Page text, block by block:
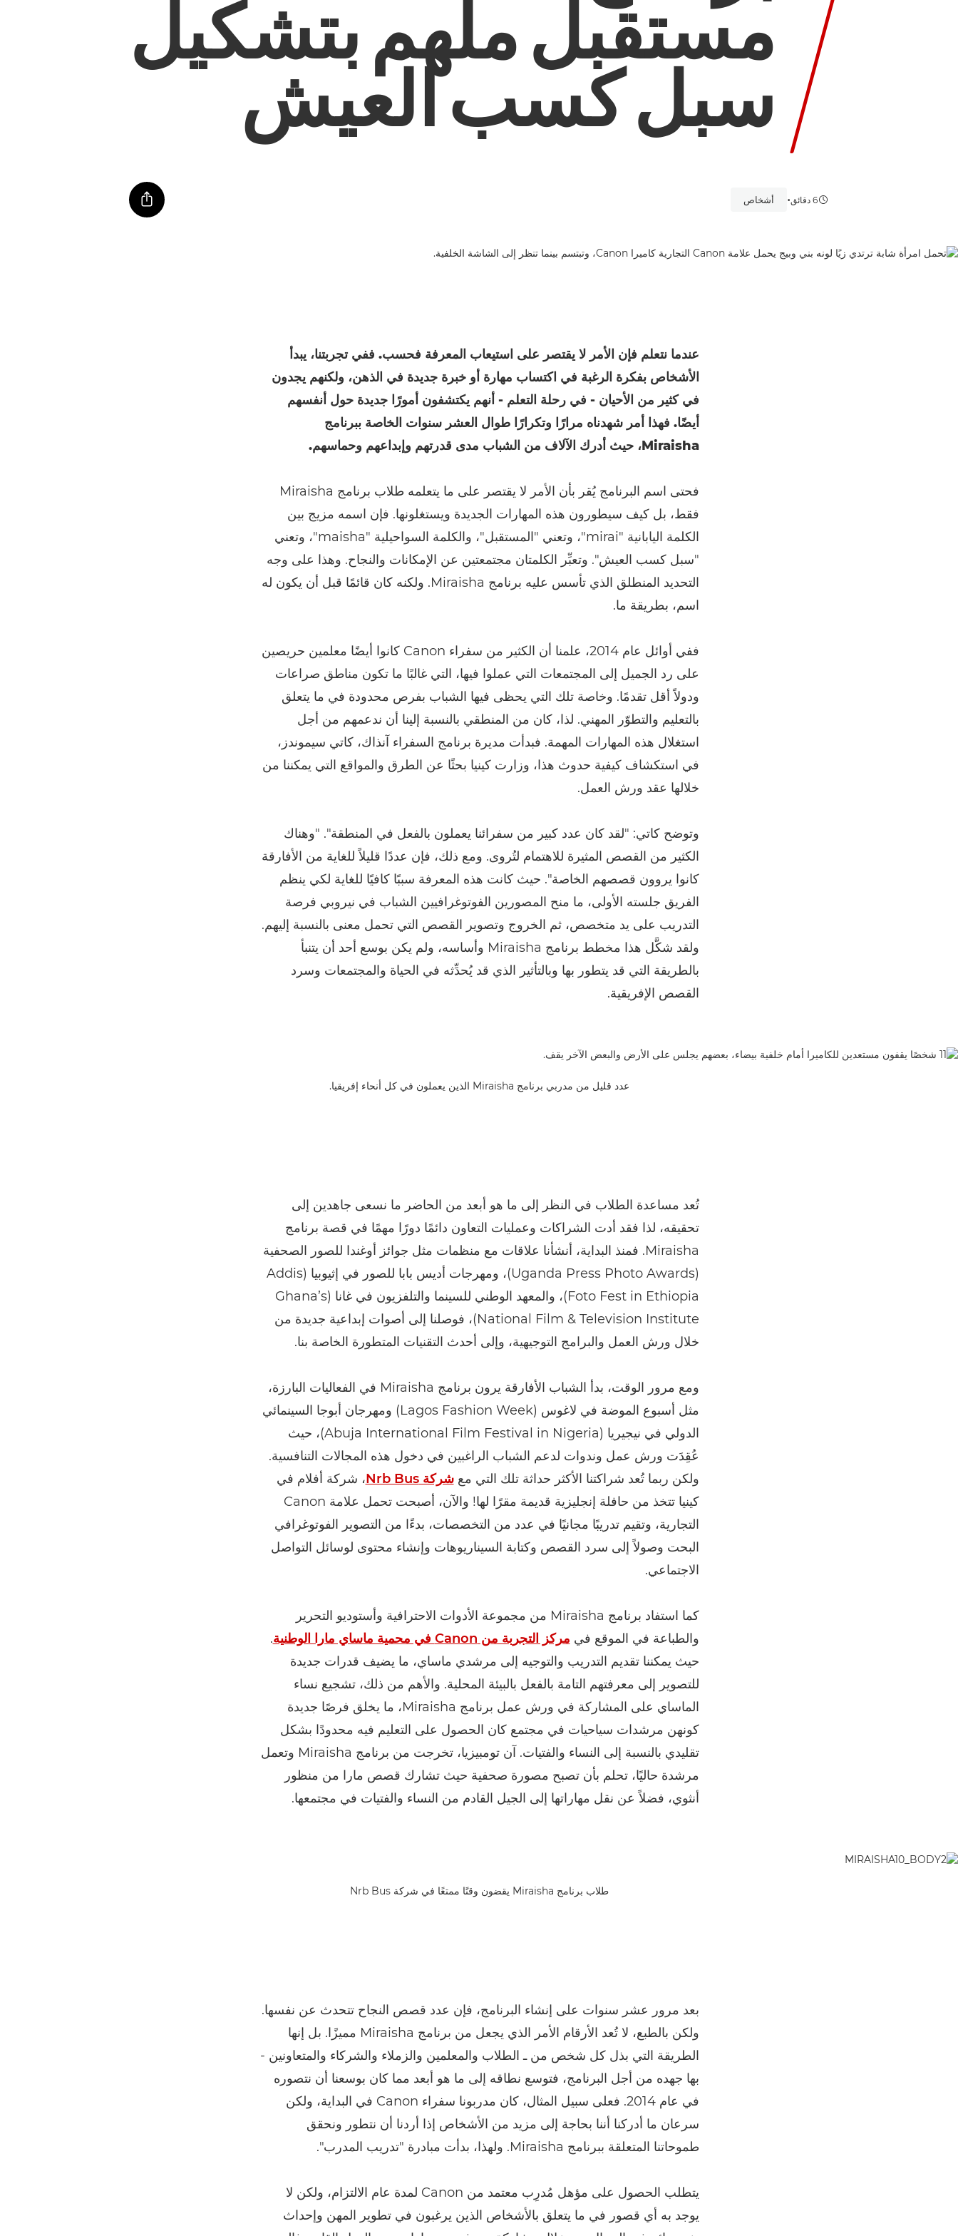
مستقبل ملهم بتشكيل
سبل كسب العيش
6 دقائق • أشخاص
عندما نتعلم فإن الأمر لا يقتصر على استيعاب المعرفة فحسب. ففي تجربتنا، يبدأ
الأشخاص بفكرة الرغبة في اكتساب مهارة أو خبرة جديدة في الذهن، ولكنهم يجدون
في كثير من الأحيان - في رحلة التعلم - أنهم يكتشفون أمورًا جديدة حول أنفسهم
أيضًا. فهذا أمر شهدناه مرارًا وتكرارًا طوال العشر سنوات الخاصة ببرنامج
Miraisha، حيث أدرك الآلاف من الشباب مدى قدرتهم وإبداعهم وحماسهم.
فحتى اسم البرنامج يُقر بأن الأمر لا يقتصر على ما يتعلمه طلاب برنامج Miraisha
فقط، بل كيف سيطورون هذه المهارات الجديدة ويستغلونها. فإن اسمه مزيج بين
الكلمة اليابانية "mirai"، وتعني "المستقبل"، والكلمة السواحيلية "maisha"، وتعني
"سبل كسب العيش". وتعبِّر الكلمتان مجتمعتين عن الإمكانات والنجاح. وهذا على وجه
التحديد المنطلق الذي تأسس عليه برنامج Miraisha. ولكنه كان قائمًا قبل أن يكون له
اسم، بطريقة ما.
ففي أوائل عام 2014، علمنا أن الكثير من سفراء Canon كانوا أيضًا معلمين حريصين
على رد الجميل إلى المجتمعات التي عملوا فيها، التي غالبًا ما تكون مناطق صراعات
ودولاً أقل تقدمًا. وخاصة تلك التي يحظى فيها الشباب بفرص محدودة في ما يتعلق
بالتعليم والتطوّر المهني. لذا، كان من المنطقي بالنسبة إلينا أن ندعمهم من أجل
استغلال هذه المهارات المهمة. فبدأت مديرة برنامج السفراء آنذاك، كاتي سيموندز،
في استكشاف كيفية حدوث هذا، وزارت كينيا بحثًا عن الطرق والمواقع التي يمكننا من
خلالها عقد ورش العمل.
وتوضح كاتي: "لقد كان عدد كبير من سفرائنا يعملون بالفعل في المنطقة". "وهناك
الكثير من القصص المثيرة للاهتمام لتُروى. ومع ذلك، فإن عددًا قليلاً للغاية من الأفارقة
كانوا يروون قصصهم الخاصة". حيث كانت هذه المعرفة سببًا كافيًا للغاية لكي ينظم
الفريق جلسته الأولى، ما منح المصورين الفوتوغرافيين الشباب في نيروبي فرصة
التدريب على يد متخصص، ثم الخروج وتصوير القصص التي تحمل معنى بالنسبة إليهم.
ولقد شكَّل هذا مخطط برنامج Miraisha وأساسه، ولم يكن بوسع أحد أن يتنبأ
بالطريقة التي قد يتطور بها وبالتأثير الذي قد يُحدِّثه في الحياة والمجتمعات وسرد
القصص الإفريقية.
عدد قليل من مدربي برنامج Miraisha الذين يعملون في كل أنحاء إفريقيا.
تُعد مساعدة الطلاب في النظر إلى ما هو أبعد من الحاضر ما نسعى جاهدين إلى
تحقيقه، لذا فقد أدت الشراكات وعمليات التعاون دائمًا دورًا مهمًا في قصة برنامج
Miraisha. فمنذ البداية، أنشأنا علاقات مع منظمات مثل جوائز أوغندا للصور الصحفية
(Uganda Press Photo Awards)، ومهرجات أديس بابا للصور في إثيوبيا (Addis
Foto Fest in Ethiopia)، والمعهد الوطني للسينما والتلفزيون في غانا (Ghana’s
National Film & Television Institute)، فوصلنا إلى أصوات إبداعية جديدة من
خلال ورش العمل والبرامج التوجيهية، وإلى أحدث التقنيات المتطورة الخاصة بنا.
ومع مرور الوقت، بدأ الشباب الأفارقة يرون برنامج Miraisha في الفعاليات البارزة،
مثل أسبوع الموضة في لاغوس (Lagos Fashion Week) ومهرجان أبوجا السينمائي
الدولي في نيجيريا (Abuja International Film Festival in Nigeria)، حيث
عُقِدَت ورش عمل وندوات لدعم الشباب الراغبين في دخول هذه المجالات التنافسية.
ولكن ربما تُعد شراكتنا الأكثر حداثة تلك التي معشركة Nrb Bus
، شركة أفلام في
كينيا تتخذ من حافلة إنجليزية قديمة مقرًا لها! والآن، أصبحت تحمل علامة Canon
التجارية، وتقيم تدريبًا مجانيًا في عدد من التخصصات، بدءًا من التصوير الفوتوغرافي
البحت وصولاً إلى سرد القصص وكتابة السيناريوهات وإنشاء محتوى لوسائل التواصل
الاجتماعي.
كما استفاد برنامج Miraisha من مجموعة الأدوات الاحترافية وأستوديو التحرير
والطباعة في الموقع في مركز التجربة من Canon في محمية ماساي مارا الوطنية
.
حيث يمكننا تقديم التدريب والتوجيه إلى مرشدي ماساي، ما يضيف قدرات جديدة
للتصوير إلى معرفتهم التامة بالفعل بالبيئة المحلية. والأهم من ذلك، تشجيع نساء
الماساي على المشاركة في ورش عمل برنامج Miraisha، ما يخلق فرصًا جديدة
كونهن مرشدات سياحيات في مجتمع كان الحصول على التعليم فيه محدودًا بشكل
تقليدي بالنسبة إلى النساء والفتيات. آن تومبيزيا، تخرجت من برنامج Miraisha وتعمل
مرشدة حاليًا، تحلم بأن تصبح مصورة صحفية حيث تشارك قصص مارا من منظور
أنثوي، فضلاً عن نقل مهاراتها إلى الجيل القادم من النساء والفتيات في مجتمعها.
طلاب برنامج Miraisha يقضون وقتًا ممتعًا في شركة Nrb Bus
بعد مرور عشر سنوات على إنشاء البرنامج، فإن عدد قصص النجاح تتحدث عن نفسها.
ولكن بالطبع، لا تُعد الأرقام الأمر الذي يجعل من برنامج Miraisha مميزًا. بل إنها
الطريقة التي بذل كل شخص من ـ الطلاب والمعلمين والزملاء والشركاء والمتعاونين -
بها جهده من أجل البرنامج، فتوسع نطاقه إلى ما هو أبعد مما كان بوسعنا أن نتصوره
في عام 2014. فعلى سبيل المثال، كان مدربونا سفراء Canon في البداية، ولكن
سرعان ما أدركنا أننا بحاجة إلى مزيد من الأشخاص إذا أردنا أن نتطور ونحقق
طموحاتنا المتعلقة ببرنامج Miraisha. ولهذا، بدأت مبادرة "تدريب المدرب".
يتطلب الحصول على مؤهل مُدرِب معتمد من Canon لمدة عام الالتزام، ولكن لا
يوجد به أي قصور في ما يتعلق بالأشخاص الذين يرغبون في تطوير المهن وإحداث